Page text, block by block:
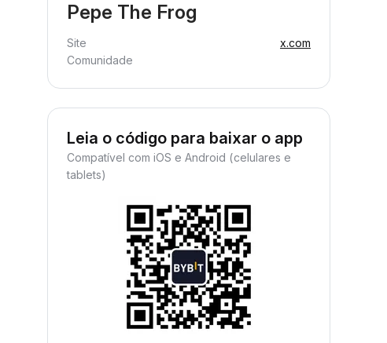
Pepe The Frog
Site
x.com
Comunidade
Leia o código para baixar o app
Compatível com iOS e Android (celulares e
tablets)